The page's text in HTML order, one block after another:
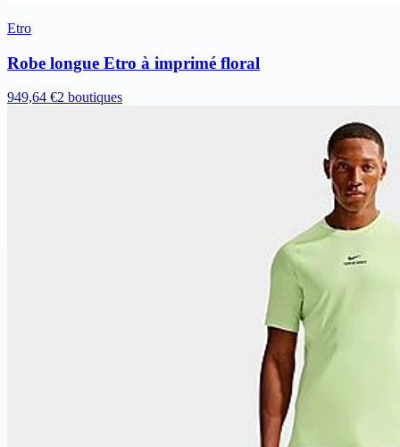
Etro
Robe longue Etro à imprimé floral
949,64 €2 boutiques